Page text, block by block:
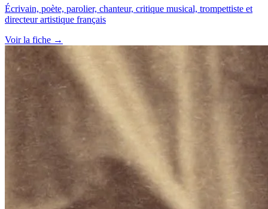
Écrivain, poète, parolier, chanteur, critique musical, trompettiste et
directeur artistique français
Voir la fiche →